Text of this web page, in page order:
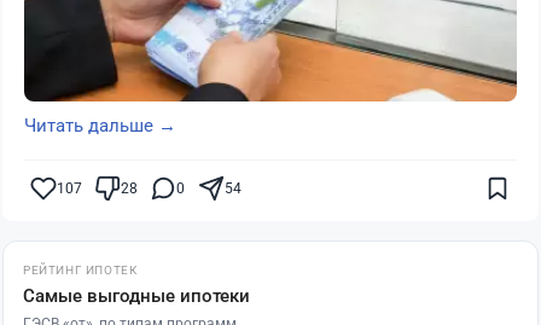
Читать дальше →
107 28 0 54
РЕЙТИНГ ИПОТЕК
Самые выгодные ипотеки